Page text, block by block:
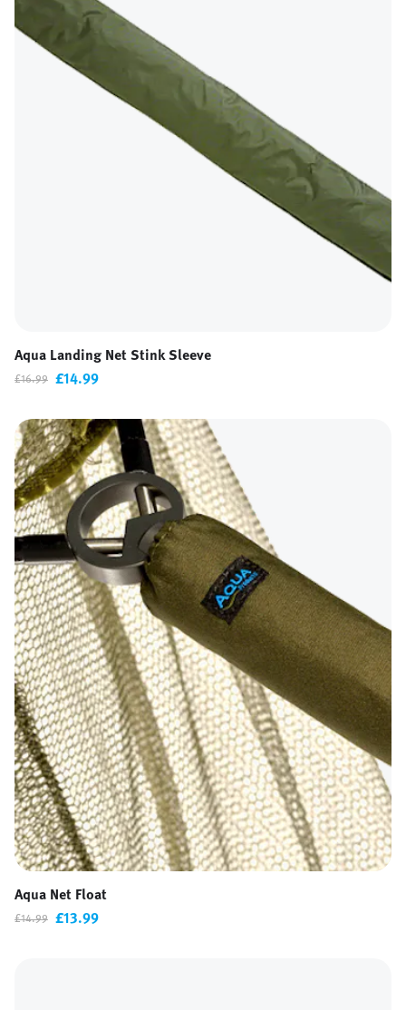
Aqua Landing Net Stink Sleeve
£16.99 £14.99
Aqua Net Float
£14.99 £13.99